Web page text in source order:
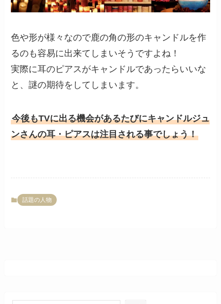
色や形が様々なので鹿の角の形のキャンドルを作
るのも容易に出来てしまいそうですよね！
実際に耳のピアスがキャンドルであったらいいな
と、謎の期待をしてしまいます。
今後もTVに出る機会があるたびにキャンドルジュ
ンさんの耳・ピアスは注目される事でしょう！
話題の人物